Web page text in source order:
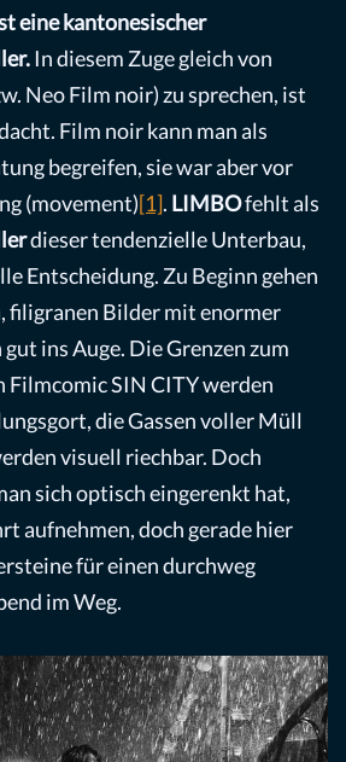
eine kantonesischer
In diesem Zuge gleich von
Neo Film noir) zu sprechen, ist
Film noir kann man als
begreifen, sie war aber vor
(movement)[1]. LIMBOfehlt als
dieser tendenzielle Unterbau,
Entscheidung. Zu Beginn gehen
filigranen Bilder mit enormer
ins Auge. Die Grenzen zum
SIN CITY werden
die Gassen voller Müll
visuell riechbar. Doch
sich optisch eingerenkt hat,
aufnehmen, doch gerade hier
für einen durchweg
im Weg.